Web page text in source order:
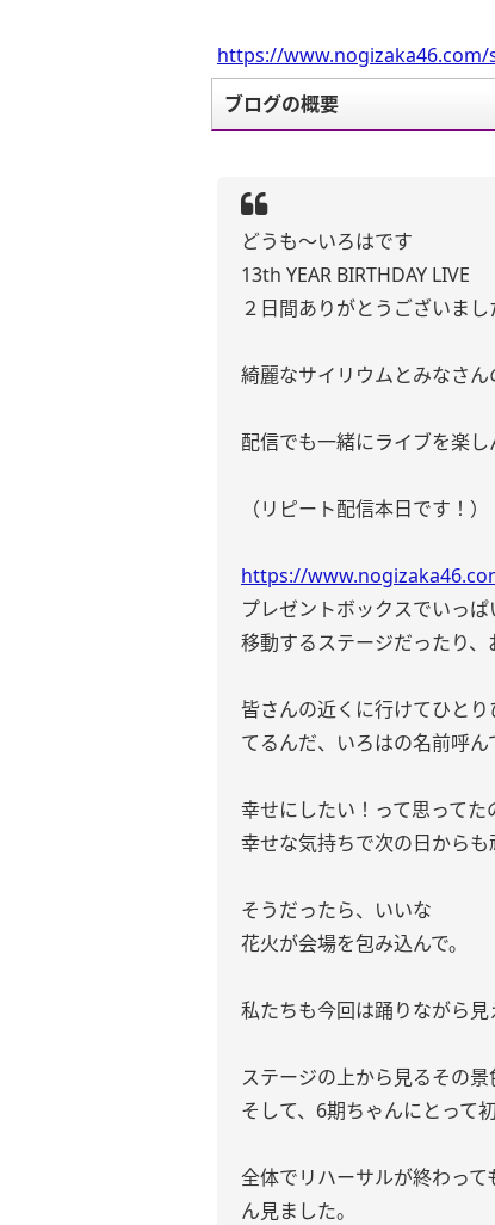
https://
ブログの概要
どうも〜いろはです
13th YEAR BIRTHDAY LIVE
２日間ありがとうございまし
綺麗なサイリウムとみなさん
配信でも一緒にライブを楽し
（リピート配信本日です！）
https://
プレゼントボックスでいっ
移動するステージだったり、
皆さんの近くに行けてひと
てるんだ、いろはの名前呼
幸せにしたい！って思って
幸せな気持ちで次の日から
そうだったら、いいな
花火が会場を包み込んで。
私たちも今回は踊りながら見
ステージの上から見るその
そして、6期ちゃんにとって
全体でリハーサルが終わっ
ん見ました。